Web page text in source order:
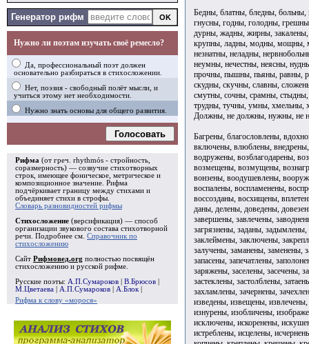
Генератор рифм
Нужно ли поэтам изучать своё ремесло?
Да, профессиональный поэт должен
основательно разбираться в стихосложении.
Нет, поэзия - свободный полёт мысли, и
учиться этому нет необходимости.
Нужно знать основы для общего развития.
Голосовать
Рифма (от греч. rhythmós - стройность,
соразмерность) — созвучие стихотворных
строк, имеющее фоническое, метрическое и
композиционное значение. Рифма
подчёркивает границу между стихами и
объединяет стихи в строфы
Словарь разновидностей рифмы
Стихосложение (версификация) — способ
организации звукового состава стихотворной
речи. Подробнее см. Справочник по
стихосложению
Сайт Рифмовед.org полностью посвящён
стихосложению и русской рифме.
Русские поэты: А.П.Сумароков В.Брюсов
М.Цветаева
А.П.Сумароков А.Блок
Рифма к слову «морося»
Бедны, блатны, бледны,
гнусны, годны, голодны,
дурны, жадны, жирны,
крупны, ладны, модны, мощны,
незнатны, неладны,
неумны, нечестны, неясны,
прочны, пышны, пьяны, равны,
скудны, скучны, славны,
смутны, сочны, срамны,
трудны, тучны, умны,
Должны, не должны, нужны, не
Багрены, благословлены,
включены, влюблены,
водружены, возблагодарены,
возмещены, возмущены,
вонзены, воодушевлены,
воспалены, воспламенены,
воссозданы, восхищены,
даны, делены, доведены,
завершены, завлечены,
загрязнены, заданы,
заклеймены, заключены,
залучены, заманены, заменены,
запасены, запечатлены,
заряжены, заселены, засечены,
застеклены, застолблены,
захламлены, зачернены,
изведены, извещены,
изнурены, изобличены,
исключены, искоренены,
истреблены, исцелены,